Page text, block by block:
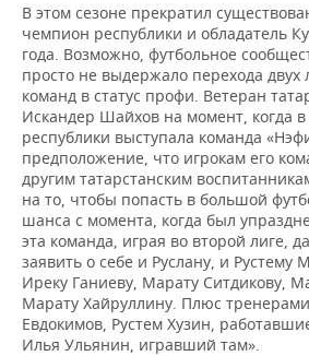
В этом сезоне прекратил
чемпион республики и обладатель
года. Возможно, футбольное
просто не выдержало перехода двух
команд в статус профи. Ветеран
Искандер Шайхов на момент, когда
республики выступала команда
предположение, что игрокам его
другим татарстанским
на то, чтобы попасть в большой
шанса с момента, когда был
эта команда, играя во второй лиге,
заявить о себе и Руслану, и
Иреку Ганиеву, Марату Ситдикову,
Марату Хайруллину. Плюс
Евдокимов, Рустем Хузин,
Илья Ульянин, игравший там».